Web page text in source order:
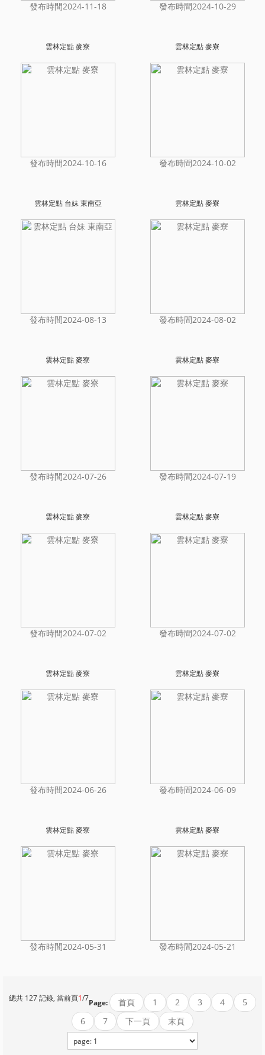
發布時間2024-11-18 發布時間2024-10-29
雲林定點 麥寮
發布時間2024-10-16
雲林定點 麥寮
發布時間2024-10-02
雲林定點 台妹 東南亞
發布時間2024-08-13
雲林定點 麥寮
發布時間2024-08-02
雲林定點 麥寮
發布時間2024-07-26
雲林定點 麥寮
發布時間2024-07-19
雲林定點 麥寮
發布時間2024-07-02
雲林定點 麥寮
發布時間2024-07-02
雲林定點 麥寮
發布時間2024-06-26
雲林定點 麥寮
發布時間2024-06-09
雲林定點 麥寮
發布時間2024-05-31
雲林定點 麥寮
發布時間2024-05-21
Page:
總共 127 記錄, 當前頁1/7 首頁 1 2 3 4
5
6
7 下一頁 末頁